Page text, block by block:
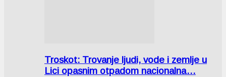
Troskot: Trovanje ljudi, vode i zemlje u
Lici opasnim otpadom nacionalna…